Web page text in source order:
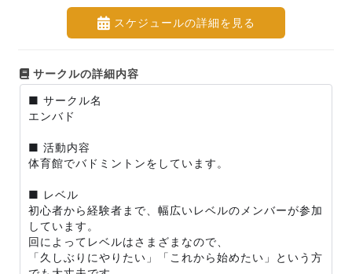
スケジュールの詳細を見る
サークルの詳細内容
■ サークル名
エンバド
■ 活動内容
体育館でバドミントンをしています。
■ レベル
初心者から経験者まで、幅広いレベルのメンバーが参加
しています。
回によってレベルはさまざまなので、
「久しぶりにやりたい」「これから始めたい」という方